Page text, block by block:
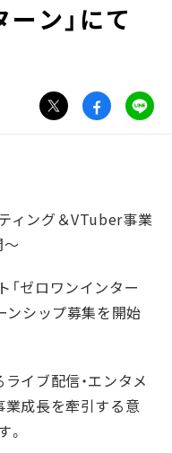
ン」にて
ィング＆VTuber事業
「ゼロワンインター
ンシップ募集を開始
イブ配信・エンタメ
業成長を牽引する意